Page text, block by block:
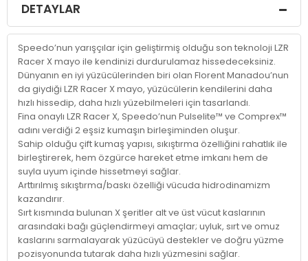
DETAYLAR
Speedo’nun yarışçılar için geliştirmiş olduğu son teknoloji LZR
Racer X mayo ile kendinizi durdurulamaz hissedeceksiniz.
Dünyanın en iyi yüzücülerinden biri olan Florent Manadou’nun
da giydiği LZR Racer X mayo, yüzücülerin kendilerini daha
hızlı hissedip, daha hızlı yüzebilmeleri için tasarlandı.
Fina onaylı LZR Racer X, Speedo’nun Pulselite™ ve Comprex™
adını verdiği 2 eşsiz kumaşın birleşiminden oluşur.
Sahip olduğu çift kumaş yapısı, sıkıştırma özelliğini rahatlık ile
birleştirerek, hem özgürce hareket etme imkanı hem de
suyla uyum içinde hissetmeyi sağlar.
Arttırılmış sıkıştırma/baskı özelliği vücuda hidrodinamizm
kazandırır.
Sırt kısmında bulunan X şeritler alt ve üst vücut kaslarının
arasındaki bağı güçlendirmeyi amaçlar; uyluk, sırt ve omuz
kaslarını sarmalayarak yüzücüyü destekler ve doğru yüzme
pozisyonunda tutarak daha hızlı yüzmesini sağlar.